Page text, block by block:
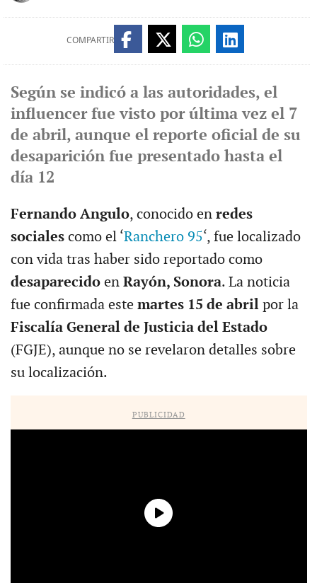
COMPARTIR
Según se indicó a las autoridades, el
influencer fue visto por última vez el 7
de abril, aunque el reporte oficial de su
desaparición fue presentado hasta el
día 12
Fernando Angulo, conocido en redes
socialescomo el ‘Ranchero 95‘, fue localizado
con vida tras haber sido reportado como
desaparecidoen Rayón, Sonora. La noticia
fue confirmada este martes 15 de abrilpor la
Fiscalía General de Justicia del Estado
(FGJE), aunque no se revelaron detalles sobre
su localización.
PUBLICIDAD